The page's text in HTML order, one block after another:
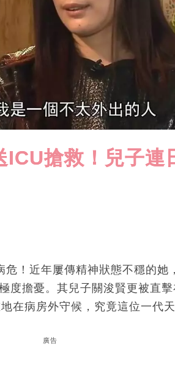
搶救！兒子連
！近年屢傳精神狀態不穩的她
度擔憂。其兒子關浚賢更被直
在病房外守候，究竟這位一代
廣告